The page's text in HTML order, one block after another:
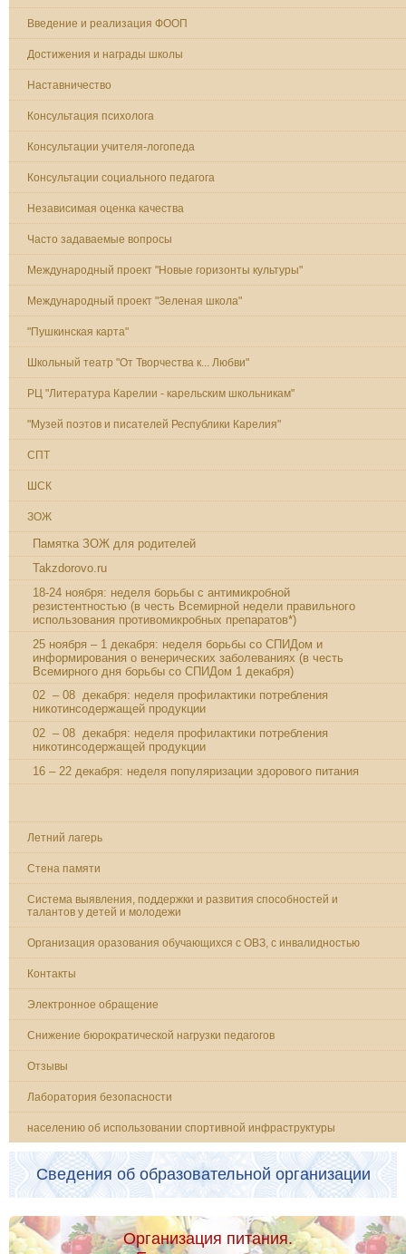
Введение и реализация ФООП
Достижения и награды школы
Наставничество
Консультация психолога
Консультации учителя-логопеда
Консультации социального педагога
Независимая оценка качества
Часто задаваемые вопросы
Международный проект "Новые горизонты культуры"
Международный проект "Зеленая школа"
"Пушкинская карта"
Школьный театр "От Творчества к... Любви"
РЦ "Литература Карелии - карельским школьникам"
"Музей поэтов и писателей Республики Карелия"
СПТ
ШСК
ЗОЖ
Памятка ЗОЖ для родителей
Takzdorovo.ru
18-24 ноября: неделя борьбы с антимикробной
резистентностью (в честь Всемирной недели правильного
использования противомикробных препаратов*)
25 ноября – 1 декабря: неделя борьбы со СПИДом и
информирования о венерических заболеваниях (в честь
Всемирного дня борьбы со СПИДом 1 декабря)
02 – 08 декабря: неделя профилактики потребления
никотинсодержащей продукции
02 – 08 декабря: неделя профилактики потребления
никотинсодержащей продукции
16 – 22 декабря: неделя популяризации здорового питания
Летний лагерь
Стена памяти
Система выявления, поддержки и развития способностей и
талантов у детей и молодежи
Организация оразования обучающихся с ОВЗ, с инвалидностью
Контакты
Электронное обращение
Снижение бюрократической нагрузки педагогов
Отзывы
Лаборатория безопасности
населению об использовании спортивной инфраструктуры
Сведения об образовательной организации
Организация питания.